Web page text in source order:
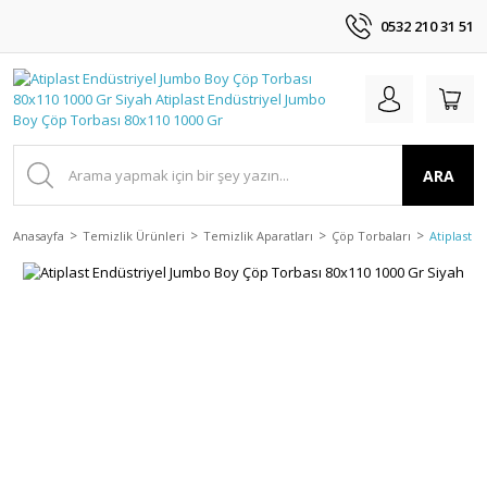
0532 210 31 51
ARA
Anasayfa Temizlik Ürünleri Temizlik Aparatları Çöp Torbaları Atiplast